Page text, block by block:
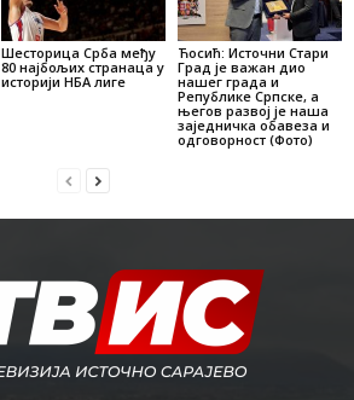
Шесторица Срба међу
80 најбољих странаца у
историји НБА лиге
Ћосић: Источни Стари
Град је важан дио
нашег града и
Републике Српске, а
његов развој је наша
заједничка обавеза и
одговорност (Фото)